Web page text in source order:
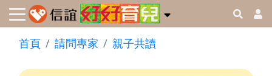
首頁 請問專家 親子共讀